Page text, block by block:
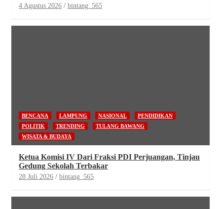
4 Agustus 2026 bintang_565
BENCANA LAMPUNG NASIONAL
PENDIDIKAN
POLITIK
TRENDING
TULANG BAWANG
WISATA & BUDAYA
Ketua Komisi IV Dari Fraksi PDI Perjuangan, Tinjau
Gedung Sekolah Terbakar
28 Juli 2026 bintang_565